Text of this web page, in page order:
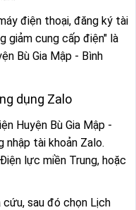
điện thoại, đăng ký tài
giảm cung cấp điện" là
Bù Gia Mập - Bình
dụng Zalo
Huyện Bù Gia Mập -
nhập tài khoản Zalo.
lực miền Trung, hoặc
sau đó chọn Lịch